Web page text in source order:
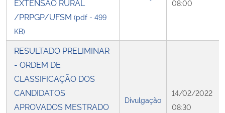
EXTENSÃO RURAL
/PRPGP/UFSM (pdf - 499
KB)
08:00
RESULTADO PRELIMINAR
- ORDEM DE
CLASSIFICAÇÃO DOS
CANDIDATOS
APROVADOS MESTRADO
Divulgação
14/02/2022
08:30